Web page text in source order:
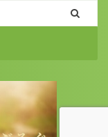
2026 All Rights